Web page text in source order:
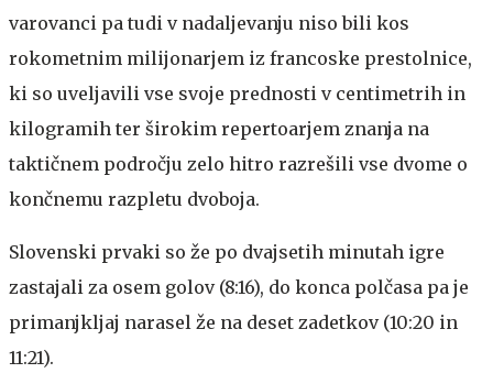
varovanci pa tudi v nadaljevanju niso bili kos
rokometnim milijonarjem iz francoske prestolnice,
ki so uveljavili vse svoje prednosti v centimetrih in
kilogramih ter širokim repertoarjem znanja na
taktičnem področju zelo hitro razrešili vse dvome o
končnemu razpletu dvoboja.
Slovenski prvaki so že po dvajsetih minutah igre
zastajali za osem golov (8:16), do konca polčasa pa je
primanjkljaj narasel že na deset zadetkov (10:20 in
11:21).